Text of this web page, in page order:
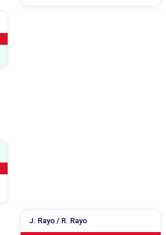
J. Rayo / R. Rayo